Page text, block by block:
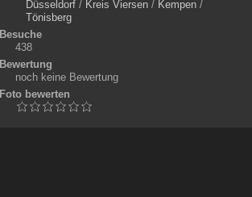
Düsseldorf/ Kreis Viersen/ Kempen/
Tönisberg
Besuche
438
Bewertung
noch keine Bewertung
Foto bewerten